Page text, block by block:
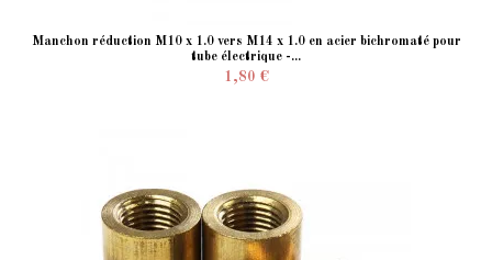
Manchon réduction M10 x 1.0 vers M14 x 1.0 en acier bichromaté pour
tube électrique -...
1,80 €